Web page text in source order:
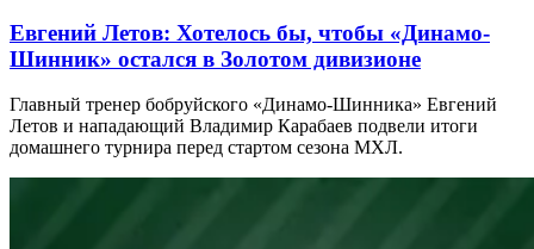
Евгений Летов: Хотелось бы, чтобы «Динамо-
Шинник» остался в Золотом дивизионе
Главный тренер бобруйского «Динамо-Шинника» Евгений
Летов и нападающий Владимир Карабаев подвели итоги
домашнего турнира перед стартом сезона МХЛ.